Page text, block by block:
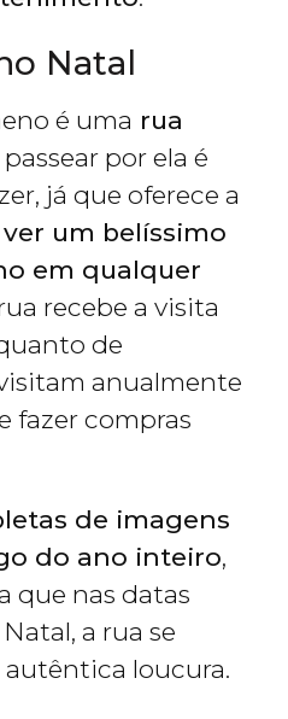
Natal
é uma rua
passear por ela é
já que oferece a
um belíssimo
em qualquer
recebe a visita
de
anualmente
fazer compras
de imagens
do ano inteiro,
que nas datas
a rua se
loucura.